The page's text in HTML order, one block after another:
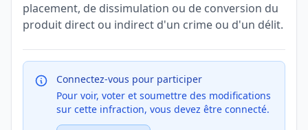
placement, de dissimulation ou de conversion du
produit direct ou indirect d'un crime ou d'un délit.
Connectez-vous pour participer
Pour voir, voter et soumettre des modifications
sur cette infraction, vous devez être connecté.